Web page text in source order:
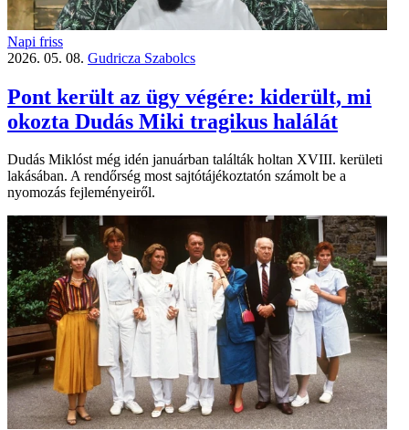
Napi friss
2026. 05. 08. Gudricza Szabolcs
Pont került az ügy végére: kiderült, mi
okozta Dudás Miki tragikus halálát
Dudás Miklóst még idén januárban találták holtan XVIII. kerületi
lakásában. A rendőrség most sajtótájékoztatón számolt be a
nyomozás fejleményeiről.